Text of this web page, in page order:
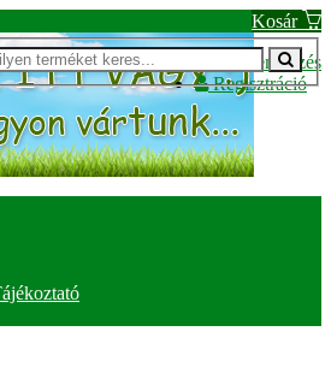
Kosár
Bejelentkezés
Regisztráció